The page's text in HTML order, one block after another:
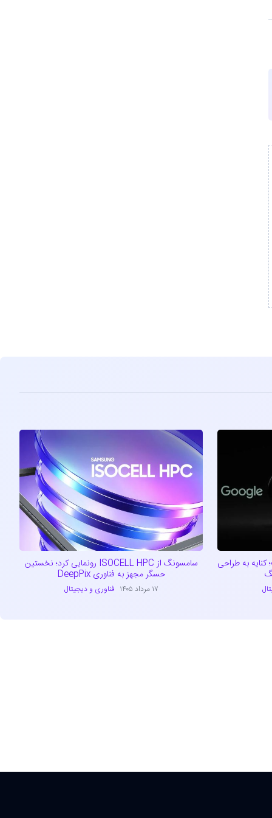
هدف گرفت؛ کنایه به طراحی سامسونگ از ISOCELL HPC رونمایی کرد؛ نخستین
حسگر مجهز به فناوری DeepPix
۱۷ مرداد ۱۴۰۵ فناوری و دیجیتال